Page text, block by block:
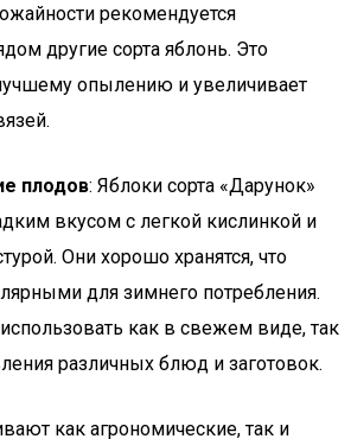
рекомендуется
другие сорта яблонь. Это
опылению и увеличивает
плодов: Яблоки сорта «Дарунок»
вкусом с легкой кислинкой и
Они хорошо хранятся, что
для зимнего потребления.
как в свежем виде, так
различных блюд и заготовок.
как агрономические, так и